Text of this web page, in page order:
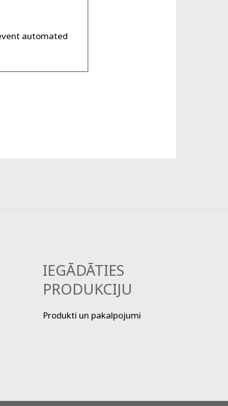
automated
IEGĀDĀTIES
PRODUKCIJU
Produkti un pakalpojumi